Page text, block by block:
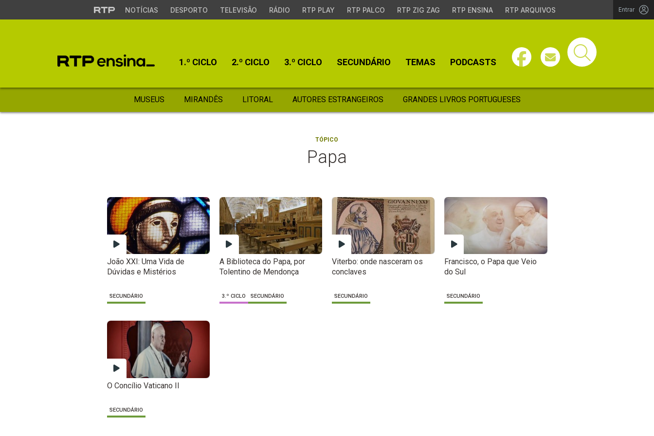
NOTÍCIAS DESPORTO TELEVISÃO RÁDIO RTP PLAY RTP PALCO RTP ZIG ZAG RTP ENSINA RTP ARQUIVOS Entrar
1.º CICLO 2.º CICLO 3.º CICLO SECUNDÁRIO TEMAS PODCASTS
MUSEUS MIRANDÊS LITORAL AUTORES ESTRANGEIROS GRANDES LIVROS PORTUGUESES
TÓPICO
Papa
João XXI: Uma Vida de
Dúvidas e Mistérios
SECUNDÁRIO
A Biblioteca do Papa, por
Tolentino de Mendonça
3.º CICLO SECUNDÁRIO
Viterbo: onde nasceram os
conclaves
SECUNDÁRIO
Francisco, o Papa que Veio
do Sul
SECUNDÁRIO
O Concílio Vaticano II
SECUNDÁRIO